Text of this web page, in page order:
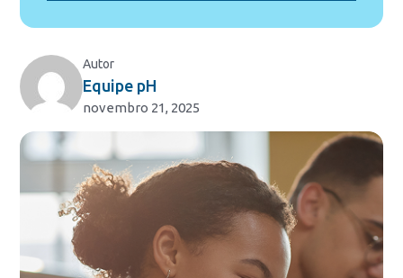
Autor
Equipe pH
novembro 21, 2025